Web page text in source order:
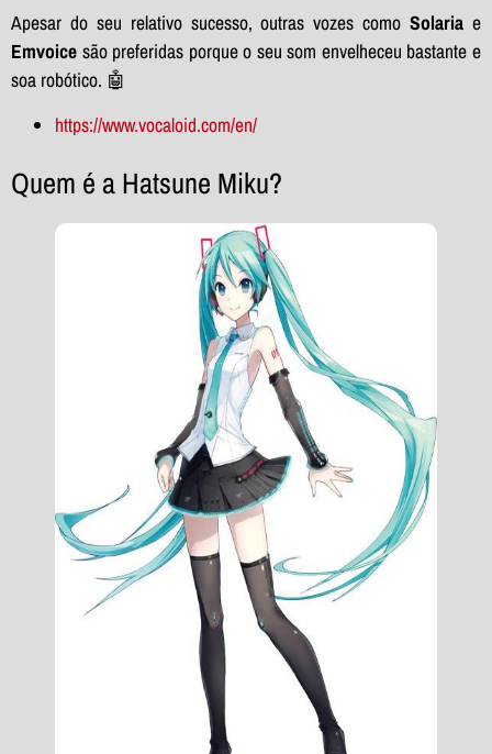
Apesar do seu relativo sucesso, outras vozes comoSolaria e
Emvoice são preferidas porque o seu som envelheceu bastante e
soa robótico. 🤖
https://www.vocaloid.com/en/
Quem é a Hatsune Miku?